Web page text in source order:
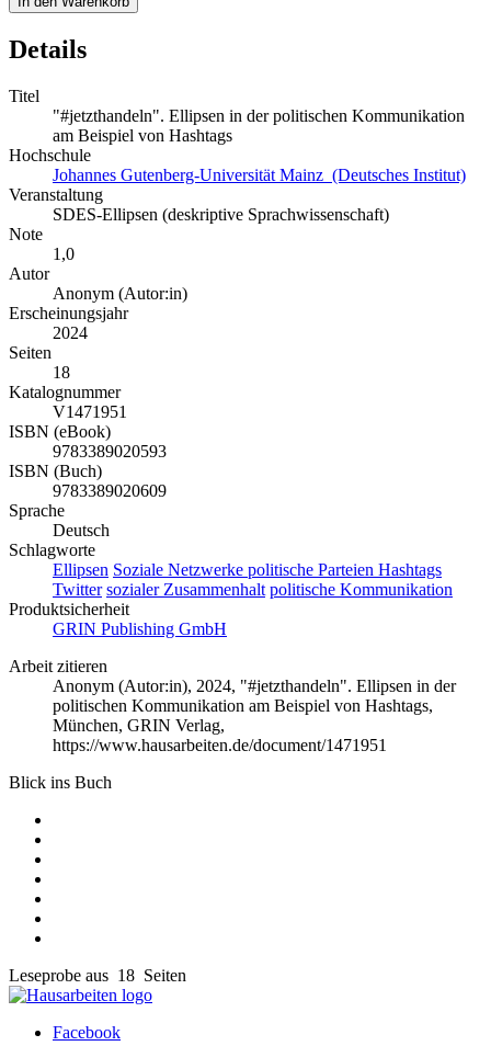
Details
Titel
"#jetzthandeln". Ellipsen in der politischen Kommunikation
am Beispiel von Hashtags
Hochschule
Johannes Gutenberg-Universität Mainz (Deutsches Institut)
Veranstaltung
SDES-Ellipsen (deskriptive Sprachwissenschaft)
Note
1,0
Autor
Anonym (Autor:in)
Erscheinungsjahr
2024
Seiten
18
Katalognummer
V1471951
ISBN (eBook)
9783389020593
ISBN (Buch)
9783389020609
Sprache
Deutsch
Schlagworte
Ellipsen Soziale Netzwerke politische Parteien Hashtags
Twitter sozialer Zusammenhalt politische Kommunikation
Produktsicherheit
GRIN Publishing GmbH
Arbeit zitieren
Anonym (Autor:in), 2024, "#jetzthandeln". Ellipsen in der
politischen Kommunikation am Beispiel von Hashtags,
München, GRIN Verlag,
https://www.hausarbeiten.de/document/1471951
Blick ins Buch
Leseprobe aus 18 Seiten
Facebook